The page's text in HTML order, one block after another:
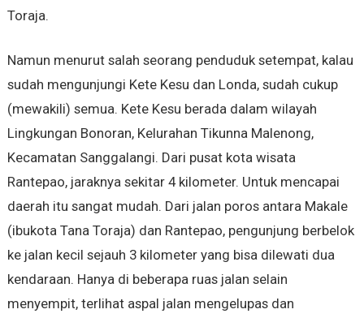
Toraja.
Namun menurut salah seorang penduduk setempat, kalau
sudah mengunjungi Kete Kesu dan Londa, sudah cukup
(mewakili) semua. Kete Kesu berada dalam wilayah
Lingkungan Bonoran, Kelurahan Tikunna Malenong,
Kecamatan Sanggalangi. Dari pusat kota wisata
Rantepao, jaraknya sekitar 4 kilometer. Untuk mencapai
daerah itu sangat mudah. Dari jalan poros antara Makale
(ibukota Tana Toraja) dan Rantepao, pengunjung berbelok
ke jalan kecil sejauh 3 kilometer yang bisa dilewati dua
kendaraan. Hanya di beberapa ruas jalan selain
menyempit, terlihat aspal jalan mengelupas dan